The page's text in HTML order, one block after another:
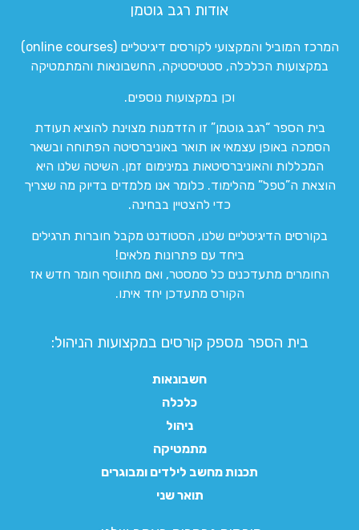
אודות רגב גוטמן
המרכז המוביל והמקצועי לקורסים דיגיטליים (online courses)
במקצועות הכלכלה, סטטיסטיקה, החשבונאות והמתמטיקה
וכן במקצועות נוספים.
בית הספר “רגב גוטמן” זו הזדמנות מצוינת להוציא תעודת
הסמכה באופן עצמאי או תואר באוניברסיטה הפתוחה ובשאר
המכללות והאוניברסיטאות במינימום זמן. השיטה שלנו היא
הוצאת ה”טפל” מהלימוד. כלומר אנו מלמדים בדיוק מה שצריך
כדי להצטיין בבחינה.
בקורסים הדיגיטליים שלנו, הסטודנט מקבל חוברות תרגילים
ביחד עם פתרונות מלאים!
החומרים מתעדכנים כל סמסטר, ואם מתווסף חומר חדש אז
הקורס מתעדכן יחד איתו.
בית הספר מספק קורסים במקצועות הניהול:
חשבונאות
כלכלה
ניהול
מתמטיקה
תכנות מחשב לילדים ומבוגרים
תואר שני